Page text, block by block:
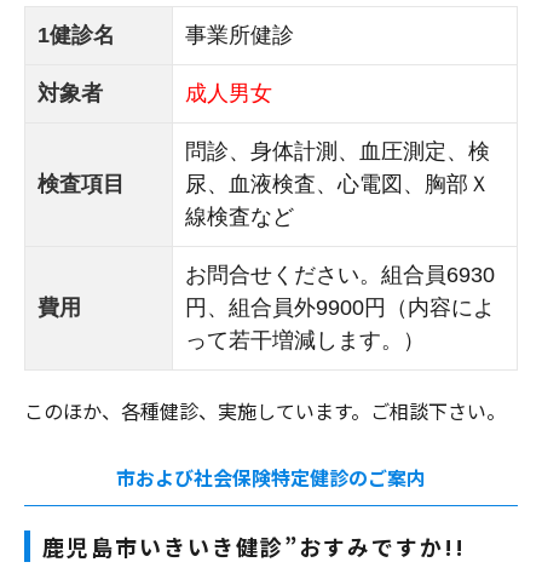
1健診名 事業所健診
対象者 成人男女
検査項目
問診、身体計測、血圧測定、検
尿、血液検査、心電図、胸部Ｘ
線検査など
費用
お問合せください。組合員6930
円、組合員外9900円（内容によ
って若干増減します。）
このほか、各種健診、実施しています。ご相談下さい。
市および社会保険特定健診のご案内
鹿児島市いきいき健診”おすみですか!!